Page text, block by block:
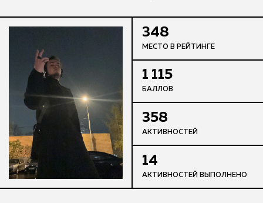
348
МЕСТО В РЕЙТИНГЕ
1 115
БАЛЛОВ
358
АКТИВНОСТЕЙ
14
АКТИВНОСТЕЙ ВЫПОЛНЕНО